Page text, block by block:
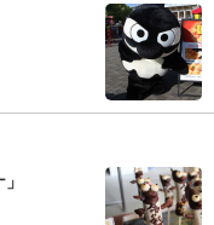
」